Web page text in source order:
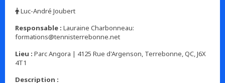
Luc-André Joubert
Responsable : Lauraine Charbonneau:
formations@tennisterrebonne.net
Lieu : Parc Angora | 4125 Rue d'Argenson, Terrebonne, QC, J6X
4T1
Description :